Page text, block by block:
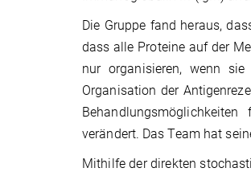
Die Gruppe fand heraus,
dass alle Proteine auf der
nur organisieren, wenn
Organisation der
verändert. Das Team hat
Mithilfe der direkten